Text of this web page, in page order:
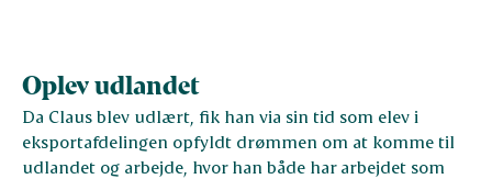
Oplev udlandet
Da Claus blev udlært, fik han via sin tid som elev i
eksportafdelingen opfyldt drømmen om at komme til
udlandet og arbejde, hvor han både har arbejdet som